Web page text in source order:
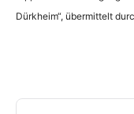
Dürkheim“, übermittelt